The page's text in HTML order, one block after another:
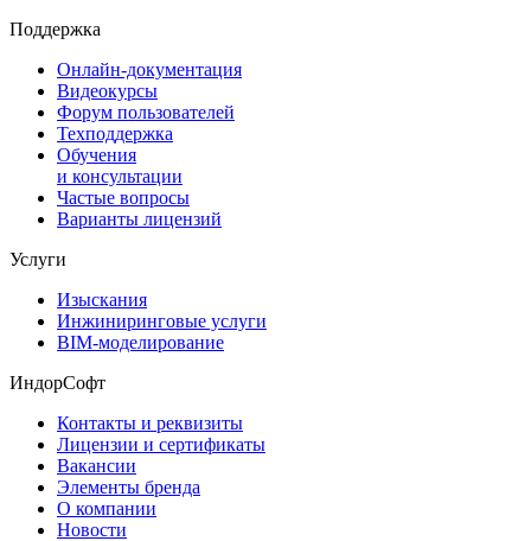
Поддержка
Онлайн-документация
Видеокурсы
Форум пользователей
Техподдержка
Обучения
и консультации
Частые вопросы
Варианты лицензий
Услуги
Изыскания
Инжиниринговые услуги
BIM-моделирование
ИндорСофт
Контакты и реквизиты
Лицензии и сертификаты
Вакансии
Элементы бренда
О компании
Новости